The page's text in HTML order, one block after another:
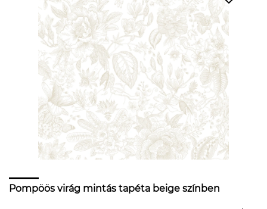
Pompöös virág mintás tapéta beige színben